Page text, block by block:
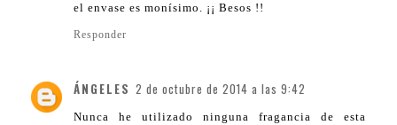
el envase es monísimo. ¡¡ Besos !!
Responder
ÁNGELES 2 de octubre de 2014 a las 9:42
Nunca he utilizado ninguna fragancia de esta